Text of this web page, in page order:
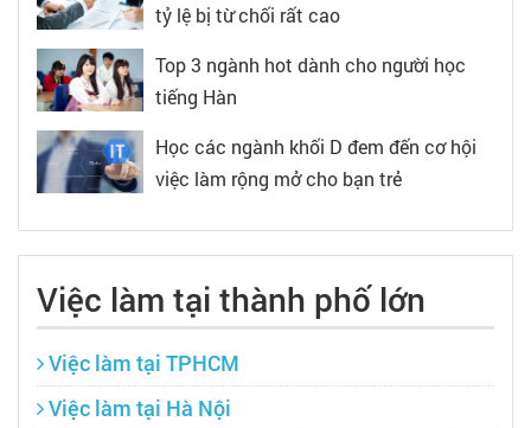
tỷ lệ bị từ chối rất cao
Top 3 ngành hot dành cho người học
tiếng Hàn
Học các ngành khối D đem đến cơ hội
việc làm rộng mở cho bạn trẻ
Việc làm tại thành phố lớn
Việc làm tại TPHCM
Việc làm tại Hà Nội